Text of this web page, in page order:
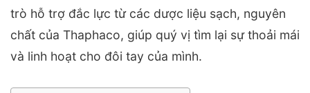
trò hỗ trợ đắc lực từ các dược liệu sạch, nguyên
chất của Thaphaco, giúp quý vị tìm lại sự thoải mái
và linh hoạt cho đôi tay của mình.